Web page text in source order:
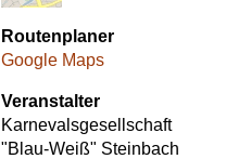
Routenplaner
Google Maps
Veranstalter
Karnevalsgesellschaft
"Blau-Weiß" Steinbach